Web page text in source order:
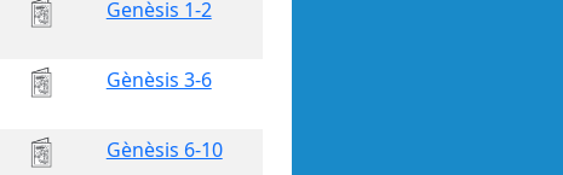
Genèsis 1-2
Gènèsis 3-6
Gènèsis 6-10